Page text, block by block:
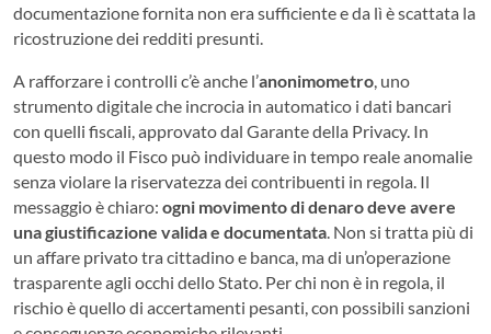
documentazione fornita non era sufficiente e da lì è scattata la
ricostruzione dei redditi presunti.
A rafforzare i controlli c’è anche l’anonimometro , uno
strumento digitale che incrocia in automatico i dati bancari
con quelli fiscali, approvato dal Garante della Privacy. In
questo modo il Fisco può individuare in tempo reale anomalie
senza violare la riservatezza dei contribuenti in regola. Il
messaggio è chiaro: ogni movimento di denaro deve avere
una giustificazione valida e documentata . Non si tratta più di
un affare privato tra cittadino e banca, ma di un’operazione
trasparente agli occhi dello Stato. Per chi non è in regola, il
rischio è quello di accertamenti pesanti, con possibili sanzioni